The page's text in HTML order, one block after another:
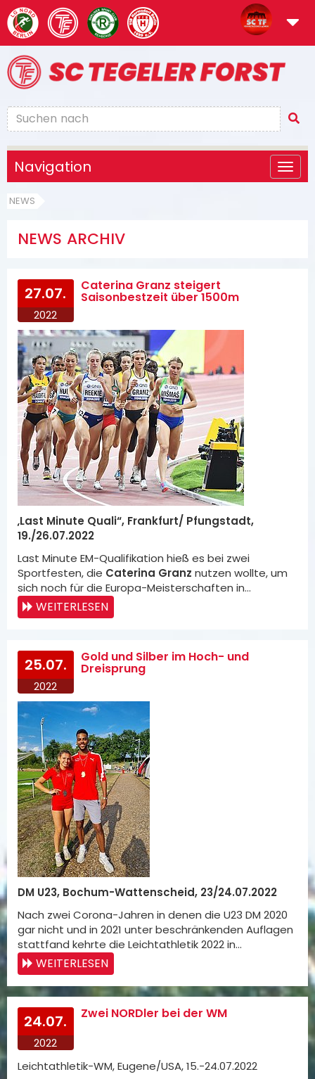
Navigation
NEWS
NEWS ARCHIV
27.07.
2022
Caterina Granz steigert
Saisonbestzeit über 1500m
„Last Minute Quali“, Frankfurt/ Pfungstadt,
19./26.07.2022
Last Minute EM-Qualifikation hieß es bei zwei
Sportfesten, die Caterina Granz nutzen wollte, um
sich noch für die Europa-Meisterschaften in…
WEITERLESEN
25.07.
2022
Gold und Silber im Hoch- und
Dreisprung
DM U23, Bochum-Wattenscheid, 23/24.07.2022
Nach zwei Corona-Jahren in denen die U23 DM 2020
gar nicht und in 2021 unter beschränkenden Auflagen
stattfand kehrte die Leichtathletik 2022 in…
WEITERLESEN
24.07.
2022
Zwei NORDler bei der WM
Leichtathletik-WM, Eugene/USA, 15.-24.07.2022